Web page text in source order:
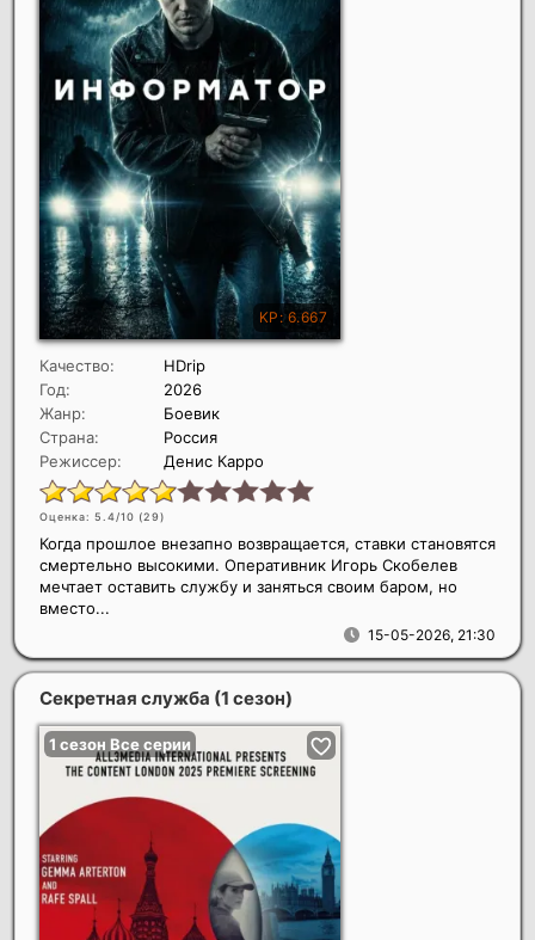
Качество:
HDrip
Год:
2026
Жанр:
Боевик
Страна:
Россия
Режиссер:
Денис Карро
Оценка: 5.4/10 (29)
15-05-2026, 21:30
Когда прошлое внезапно возвращается, ставки становятся
смертельно высокими. Оперативник Игорь Скобелев
мечтает оставить службу и заняться своим баром, но
вместо...
Секретная служба (1 сезон)